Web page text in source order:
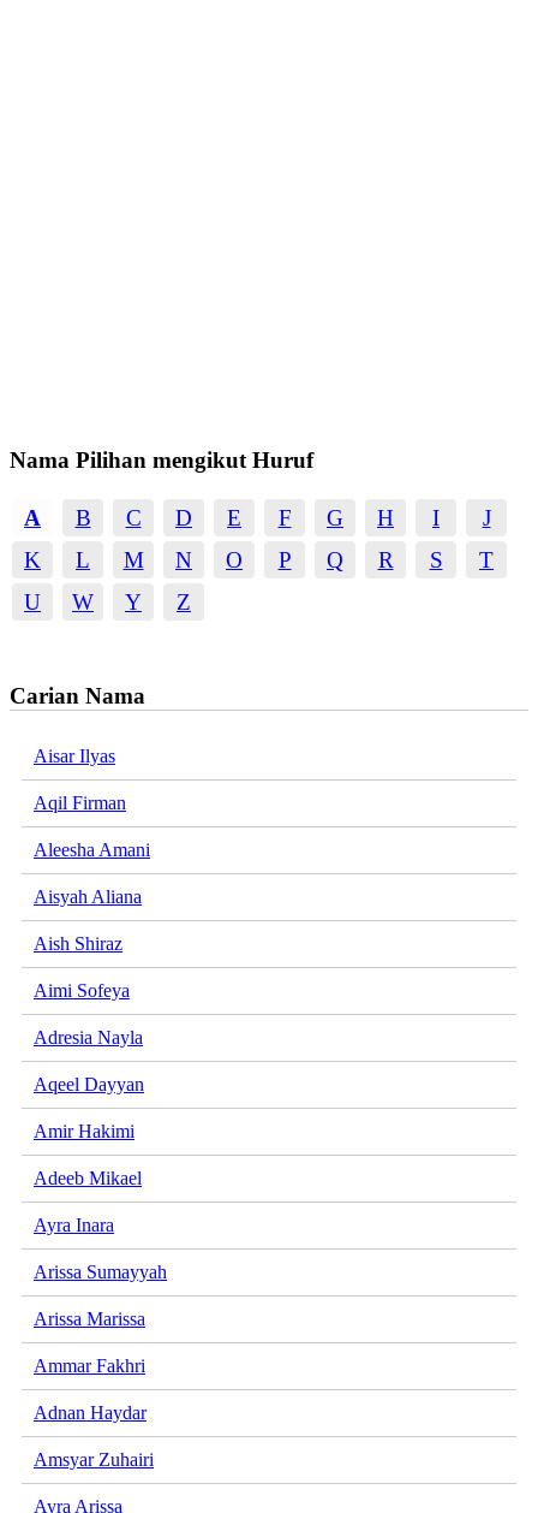
Nama Pilihan mengikut Huruf
A B C D E F G H I
J
K
L M N O P Q R S
T
U
W Y Z
Carian Nama
Aisar Ilyas
Aqil Firman
Aleesha Amani
Aisyah Aliana
Aish Shiraz
Aimi Sofeya
Adresia Nayla
Aqeel Dayyan
Amir Hakimi
Adeeb Mikael
Ayra Inara
Arissa Sumayyah
Arissa Marissa
Ammar Fakhri
Adnan Haydar
Amsyar Zuhairi
Ayra Arissa